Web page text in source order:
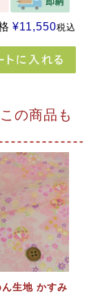
¥11,550税込
の商品も
生地 かすみ